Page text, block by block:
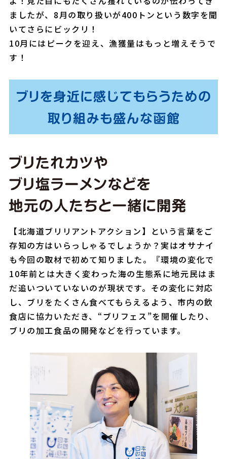
ましたが、8月の取り扱いが400トンという数字を聞
いてさらにビックリ！
10月にはピークを迎え、漁獲量はもっと増えそうで
す！
【北海道ブリリアントアクション】という言葉をご
存知の方はいらっしゃるでしょうか？実はオサナイ
も今回の取材で初めて知りました。『環境の変化で
10年前とは大きく変わった海の生態系に地元民はま
だ追いついていないのが現状です。その変化に対応
し、ブリをたくさん食べてもらえるよう、市内の飲
食店に協力いただき、“ブリフェス”を開催したり、
ブリの加工食品の開発などを行っています。